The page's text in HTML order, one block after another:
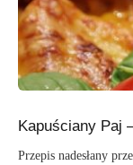
Kapuściany Paj
Przepis nadesłany